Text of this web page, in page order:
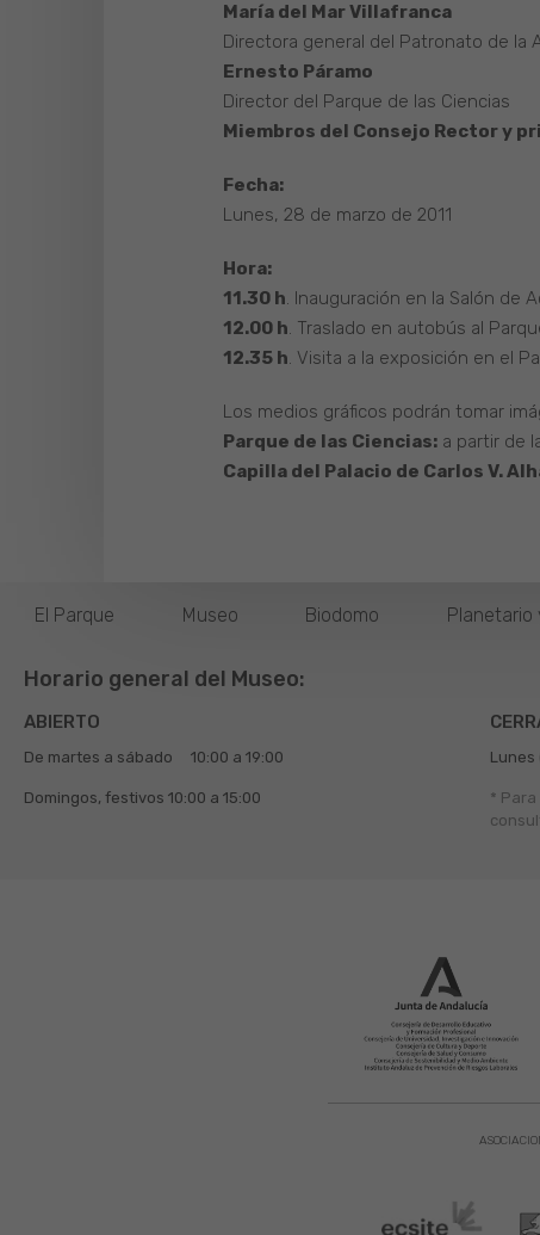
María del Mar Villafranca
Directora general del Patronato de la
Ernesto Páramo
Director del Parque de las Ciencias
Miembros del Consejo Rector y
Fecha:
Lunes, 28 de marzo de 2011
Hora:
11.30 h. Inauguración en la Salón de
12.00 h. Traslado en autobús al
12.35 h. Visita a la exposición en el
Los medios gráficos podrán tomar
Parque de las Ciencias: a partir de
Capilla del Palacio de Carlos V.
El Parque Museo Biodomo Planetario
Horario general del Museo:
ABIERTO
De martes a sábado 10:00 a 19:00
Domingos, festivos 10:00 a 15:00
*